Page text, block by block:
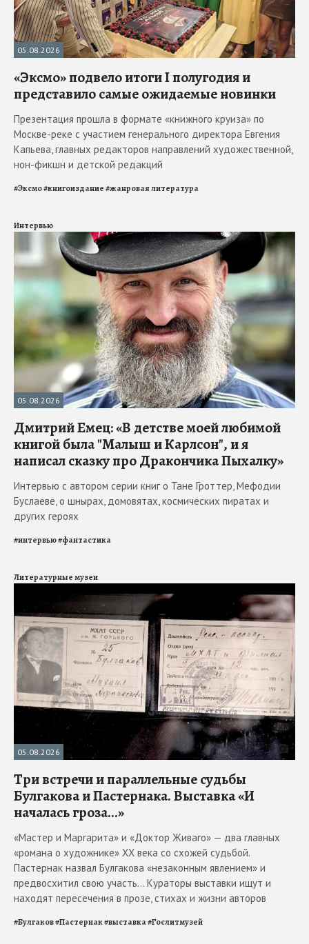
05.08.2026
«Эксмо» подвело итоги I полугодия и
представило самые ожидаемые новинки
Презентация прошла в формате «книжного круиза» по
Москве-реке с участием генерального директора Евгения
Капьева, главных редакторов направлений художественной,
нон-фикшн и детской редакций
#Эксмо#книгоиздание#жанровая литература
Интервью
05.08.2026
Дмитрий Емец: «В детстве моей любимой
книгой была "Малыш и Карлсон", и я
написал сказку про Дракончика Пыхалку»
Интервью с автором серии книг о Тане Гроттер, Мефодии
Буслаеве, о шнырах, домовятах, космических пиратах и
других героях
#интервью#фантастика
Литературные музеи
05.08.2026
Три встречи и параллельные судьбы
Булгакова и Пастернака. Выставка «И
началась гроза...»
«Мастер и Маргарита» и «Доктор Живаго» — два главных
«романа о художнике» ХХ века со схожей судьбой.
Пастернак назвал Булгакова «незаконным явлением» и
предвосхитил свою участь... Кураторы выставки ищут и
находят пересечения в прозе, стихах и жизни авторов
#Булгаков#Пастернак#выставка#Гослитмузей